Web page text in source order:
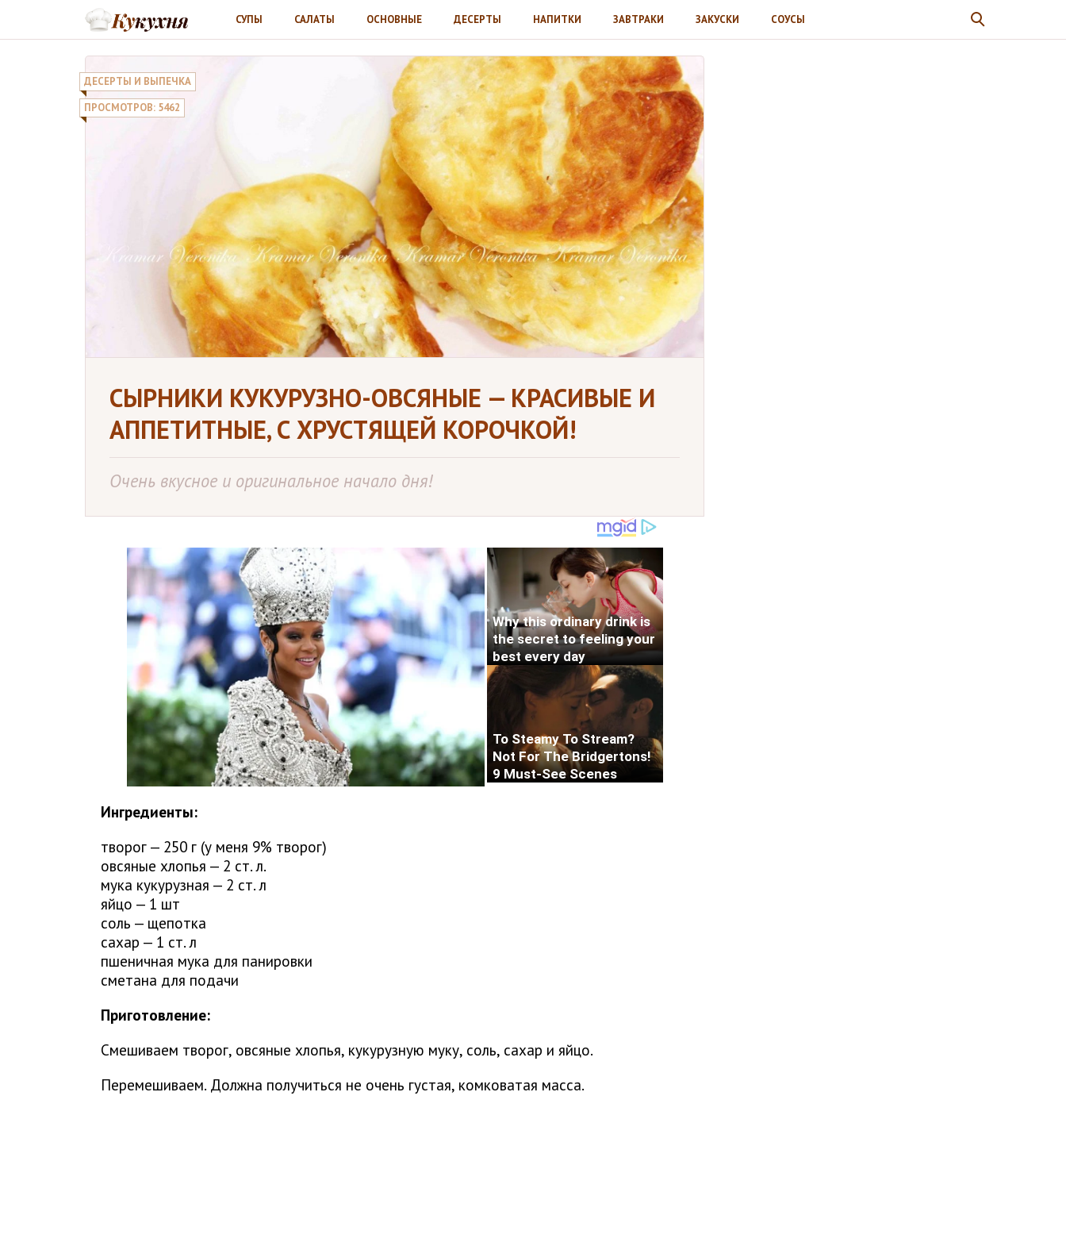
СУПЫ САЛАТЫ ОСНОВНЫЕ ДЕСЕРТЫ НАПИТКИ ЗАВТРАКИ ЗАКУСКИ СОУСЫ
ДЕСЕРТЫ И ВЫПЕЧКА
ПРОСМОТРОВ: 5462
СЫРНИКИ КУКУРУЗНО-ОВСЯНЫЕ — КРАСИВЫЕ И
АППЕТИТНЫЕ, С ХРУСТЯЩЕЙ КОРОЧКОЙ!
Очень вкусное и оригинальное начало дня!
Ингредиенты:
творог — 250 г (у меня 9% творог)
овсяные хлопья — 2 ст. л.
мука кукурузная — 2 ст. л
яйцо — 1 шт
соль — щепотка
сахар — 1 ст. л
пшеничная мука для панировки
сметана для подачи
Приготовление:
Смешиваем творог, овсяные хлопья, кукурузную муку, соль, сахар и яйцо.
Перемешиваем. Должна получиться не очень густая, комковатая масса.